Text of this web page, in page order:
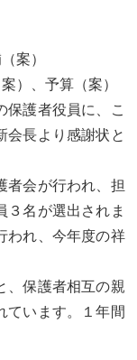
グラム
の制度
姉妹校・友好校
ルパンフレット
案）
）、予算（案）
保護者役員に、こ
会長より感謝状と
者会が行われ、担
３名が選出されま
われ、今年度の祥
、保護者相互の親
ています。１年間